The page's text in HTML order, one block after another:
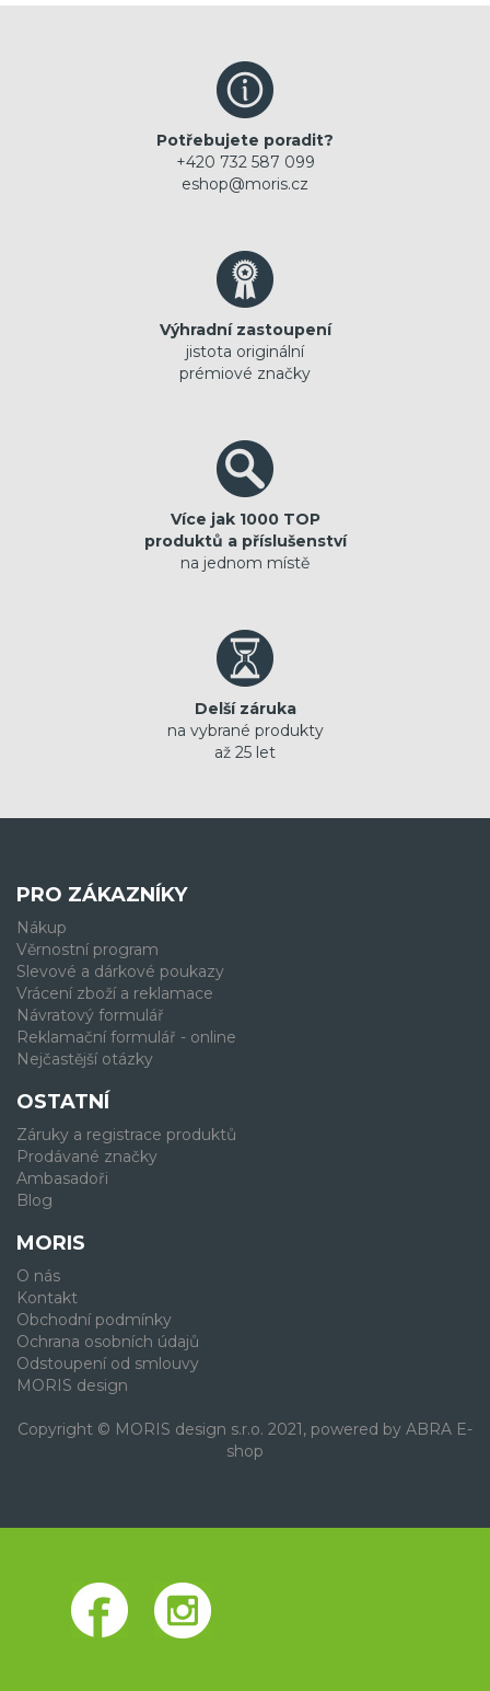
Potřebujete poradit?
+420 732 587 099
eshop@moris.cz
Výhradní zastoupení
jistota originální
prémiové značky
Více jak 1000 TOP
produktů a příslušenství
na jednom místě
Delší záruka
na vybrané produkty
až 25 let
PRO ZÁKAZNÍKY
Nákup
Věrnostní program
Slevové a dárkové poukazy
Vrácení zboží a reklamace
Návratový formulář
Reklamační formulář - online
Nejčastější otázky
OSTATNÍ
Záruky a registrace produktů
Prodávané značky
Ambasadoři
Blog
MORIS
O nás
Kontakt
Obchodní podmínky
Ochrana osobních údajů
Odstoupení od smlouvy
MORIS design
Copyright © MORIS design s.r.o. 2021, powered by ABRA E-
shop